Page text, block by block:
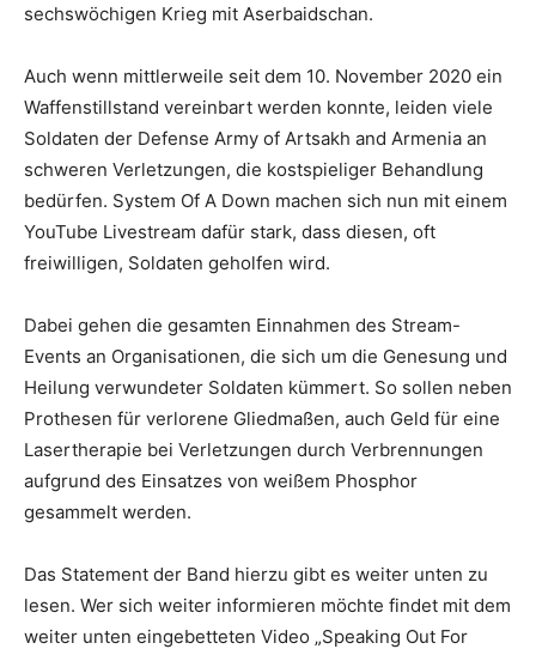
sechswöchigen Krieg mit Aserbaidschan.
Auch wenn mittlerweile seit dem 10. November 2020 ein
Waffenstillstand vereinbart werden konnte, leiden viele
Soldaten der Defense Army of Artsakh and Armenia an
schweren Verletzungen, die kostspieliger Behandlung
bedürfen. System Of A Down machen sich nun mit einem
YouTube Livestream dafür stark, dass diesen, oft
freiwilligen, Soldaten geholfen wird.
Dabei gehen die gesamten Einnahmen des Stream-
Events an Organisationen, die sich um die Genesung und
Heilung verwundeter Soldaten kümmert. So sollen neben
Prothesen für verlorene Gliedmaßen, auch Geld für eine
Lasertherapie bei Verletzungen durch Verbrennungen
aufgrund des Einsatzes von weißem Phosphor
gesammelt werden.
Das Statement der Band hierzu gibt es weiter unten zu
lesen. Wer sich weiter informieren möchte findet mit dem
weiter unten eingebetteten Video „Speaking Out For